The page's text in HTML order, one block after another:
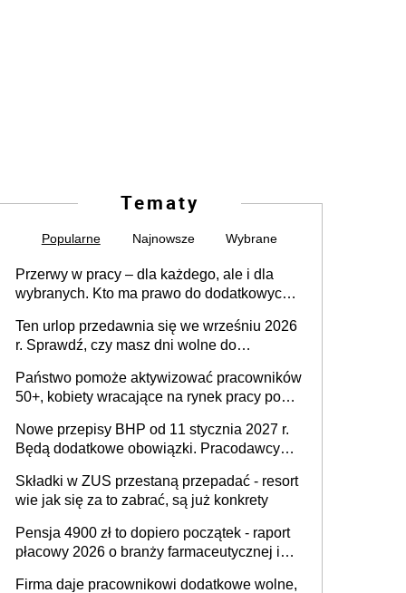
Tematy
Popularne Najnowsze Wybrane
Przerwy w pracy – dla każdego, ale i dla
wybranych. Kto ma prawo do dodatkowych
Ten urlop przedawnia się we wrześniu 2026
r. Sprawdź, czy masz dni wolne do
Państwo pomoże aktywizować pracowników
50+, kobiety wracające na rynek pracy po
osoby neuroatypowe. Powstanie Fundusz
na rzecz Inkluzywności w Zatrudnianiu?
Nowe przepisy BHP od 11 stycznia 2027 r.
Będą dodatkowe obowiązki. Pracodawcy
Składki w ZUS przestaną przepadać - resort
wie jak się za to zabrać, są już konkrety
Pensja 4900 zł to dopiero początek - raport
płacowy 2026 o branży farmaceutycznej i
Firma daje pracownikowi dodatkowe wolne,